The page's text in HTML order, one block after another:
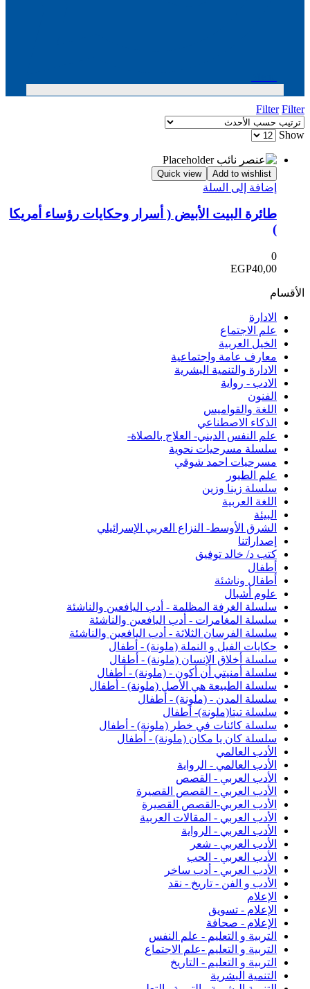
Filter Filter
Show
Add to wishlist
Quick view
إضافة إلى السلة
طائرة البيت الأبيض ( أسرار وحكايات رؤساء أمريكا
)
0
EGP40,00
الأقسام
الادارة
علم الاجتماع
الخيل العربية
معارف عامة واجتماعية
الادارة والتنمية البشرية
الادب - رواية
الفنون
اللغة والقواميس
الذكاء الاصطناعي
علم النفس الديني- العلاج بالصلاة-
سلسلة مسرحيات نحوية
مسرحيات احمد شوقي
علم الطيور
سلسلة زينا وزين
اللغة العربية
البيئة
الشرق الأوسط- النزاع العربي الإسرائيلي
إصداراتنا
كتب د/ خالد توفيق
أطفال
أطفال وناشئة
علوم أشبال
سلسلة الغرفة المظلمة - أدب اليافعين والناشئة
سلسلة المغامرات - أدب اليافعين والناشئة
سلسلة الفرسان الثلاثة - أدب اليافعين والناشئة
حكايات الفيل و النملة (ملونة) - أطفال
سلسلة أخلاق الإنسان (ملونة) - أطفال
سلسلة أمنيتي أن أكون - (ملونة) - أطفال
سلسلة الطبيعة هي الأصل (ملونة) - أطفال
سلسلة المدن - (ملونة) - أطفال
سلسلة تيتا(ملونة)- أطفال
سلسلة كائنات في خطر (ملونة) - أطفال
سلسلة كان يا مكان (ملونة) - أطفال
الأدب العالمي
الأدب العالمي - الرواية
الأدب العربي - القصص
الأدب العربي - القصص القصيرة
الأدب العربي-القصص القصيرة
الأدب العربي - المقالات العربية
الأدب العربي - الرواية
الأدب العربي - شعر
الأدب العربي - الحب
الأدب العربي - أدب ساخر
الأدب و الفن - تاريخ - نقد
الإعلام
الإعلام - تسويق
الإعلام - صحافة
التربية و التعليم - علم النفس
التربية و التعليم -علم الاجتماع
التربية و التعليم - التاريخ
التنمية البشرية